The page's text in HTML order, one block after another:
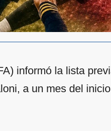
informó la lista
a un mes del